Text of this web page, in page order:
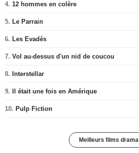
4. 12 hommes en colère
5. Le Parrain
6. Les Evadés
7. Vol au-dessus d'un nid de coucou
8. Interstellar
9. Il était une fois en Amérique
10. Pulp Fiction
Meilleurs films drama